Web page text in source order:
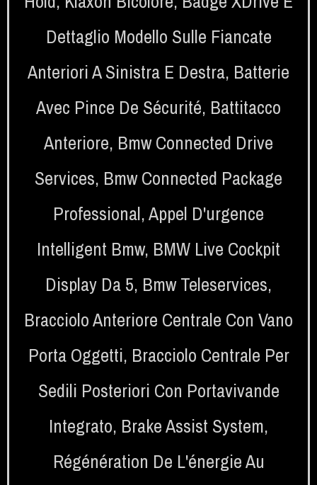
Dettaglio Modello Sulle Fiancate
Anteriori A Sinistra E Destra, Batterie
Avec Pince De Sécurité, Battitacco
Anteriore, Bmw Connected Drive
Services, Bmw Connected Package
Professional,Appel D'urgence
Intelligent Bmw, BMW Live Cockpit
Display Da 5, Bmw Teleservices,
Bracciolo Anteriore Centrale Con Vano
Porta Oggetti, Bracciolo Centrale Per
Sedili Posteriori Con Portavivande
Integrato, Brake Assist System,
Régénération De L'énergie Au